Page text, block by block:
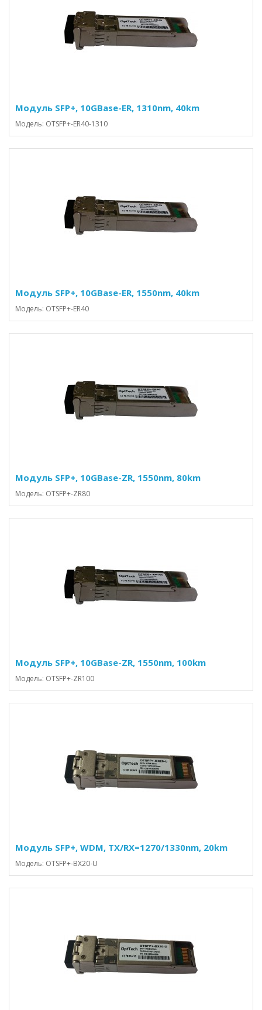
Модуль SFP+, 10GBase-ER, 1310nm, 40km
Модель: OTSFP+-ER40-1310
Модуль SFP+, 10GBase-ER, 1550nm, 40km
Модель: OTSFP+-ER40
Модуль SFP+, 10GBase-ZR, 1550nm, 80km
Модель: OTSFP+-ZR80
Модуль SFP+, 10GBase-ZR, 1550nm, 100km
Модель: OTSFP+-ZR100
Модуль SFP+, WDM, TX/RX=1270/1330nm, 20km
Модель: OTSFP+-BX20-U